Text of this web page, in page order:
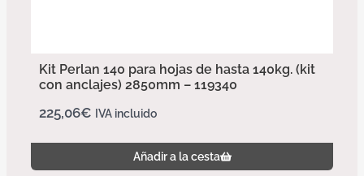
Kit Perlan 140 para hojas de hasta 140kg. (kit
con anclajes) 2850mm – 119340
225,06€ IVA incluido
Añadir a la cesta